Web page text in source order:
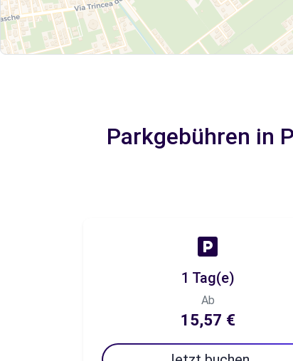
Parkgebühren in
1 Tag(e)
Ab
15,57 €